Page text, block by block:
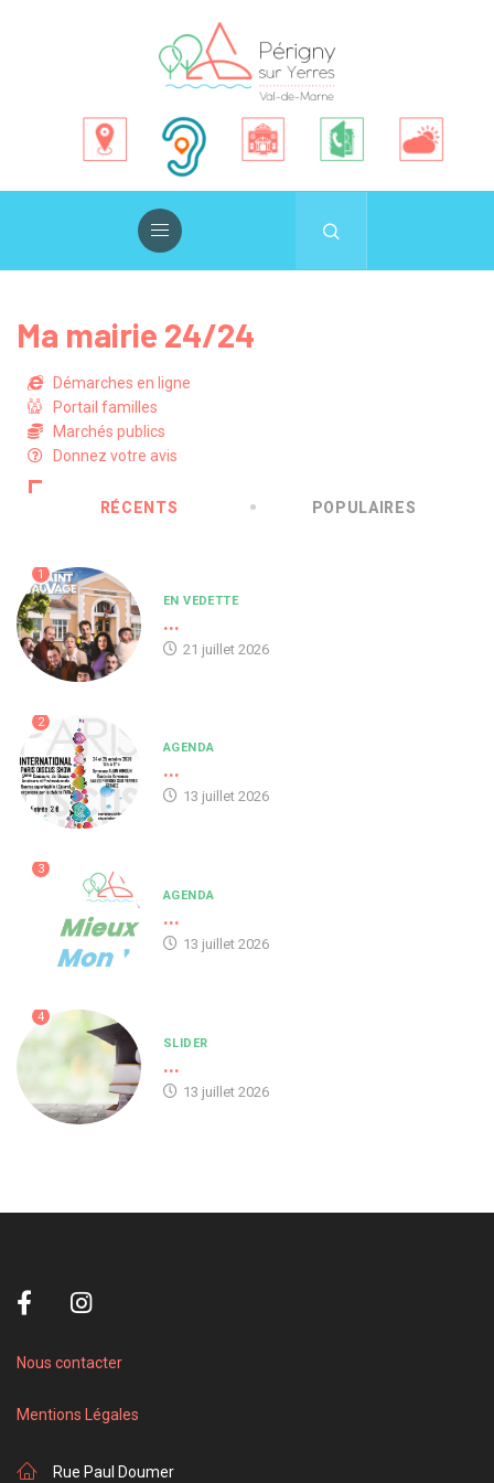
Ma mairie 24/24
Démarches en ligne
Portail familles
Marchés publics
Donnez votre avis
RÉCENTS POPULAIRES
1
EN VEDETTE
...
21 juillet 2026
2
AGENDA
...
13 juillet 2026
3
AGENDA
...
13 juillet 2026
4
SLIDER
...
13 juillet 2026
Nous contacter
Mentions Légales
Rue Paul Doumer